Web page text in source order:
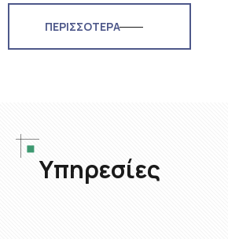
ΠΕΡΙΣΣΟΤΕΡΑ
Υπηρεσίες